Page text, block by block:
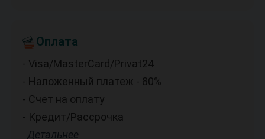
Оплата
- Visa/MasterCard/Privat24
- Наложенный платеж - 80%
- Счет на оплату
- Кредит/Рассрочка
Детальнее